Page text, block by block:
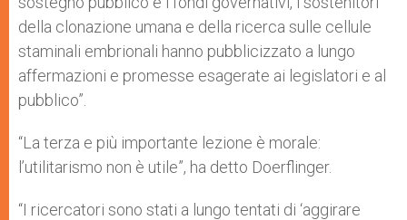
della clonazione umana e della ricerca sulle cellule
staminali embrionali hanno pubblicizzato a lungo
affermazioni e promesse esagerate ai legislatori e al
pubblico”.
“La terza e più importante lezione è morale:
l’utilitarismo non è utile”, ha detto Doerflinger.
“I ricercatori sono stati a lungo tentati di ‘aggirare